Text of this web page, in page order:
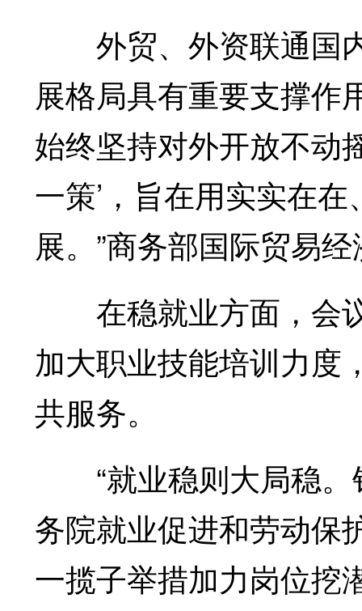
外贸、外资联通国
展格局具有重要支撑作
始终坚持对外开放不动
一策’，旨在用实实在
展。”商务部国际贸易
在稳就业方面，会
加大职业技能培训力度
共服务。
“就业稳则大局稳。
务院就业促进和劳动保
一揽子举措加力岗位挖